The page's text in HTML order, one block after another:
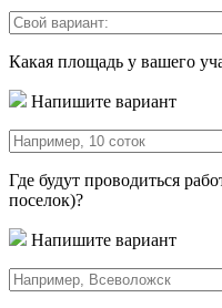
Какая площадь у вашего
Напишите вариант
Где будут проводиться
поселок)?
Напишите вариант